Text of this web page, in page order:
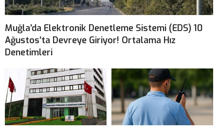
Muğla’da Elektronik Denetleme Sistemi (EDS) 10
Ağustos’ta Devreye Giriyor! Ortalama Hız
Denetimleri